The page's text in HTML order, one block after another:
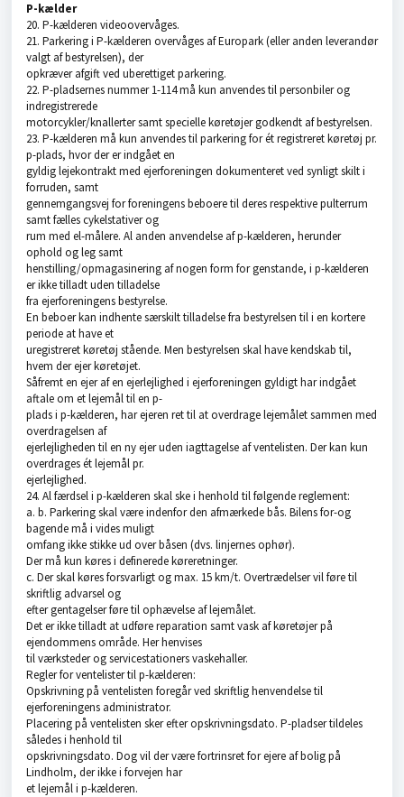
P-kælder
20. P-kælderen videoovervåges.
21. Parkering i P-kælderen overvåges af Europark (eller anden leverandør
valgt af bestyrelsen), der
opkræver afgift ved uberettiget parkering.
22. P-pladsernes nummer 1-114 må kun anvendes til personbiler og
indregistrerede
motorcykler/knallerter samt specielle køretøjer godkendt af bestyrelsen.
23. P-kælderen må kun anvendes til parkering for ét registreret køretøj pr.
p-plads, hvor der er indgået en
gyldig lejekontrakt med ejerforeningen dokumenteret ved synligt skilt i
forruden, samt
gennemgangsvej for foreningens beboere til deres respektive pulterrum
samt fælles cykelstativer og
rum med el-målere. Al anden anvendelse af p-kælderen, herunder
ophold og leg samt
henstilling/opmagasinering af nogen form for genstande, i p-kælderen
er ikke tilladt uden tilladelse
fra ejerforeningens bestyrelse.
En beboer kan indhente særskilt tilladelse fra bestyrelsen til i en kortere
periode at have et
uregistreret køretøj stående. Men bestyrelsen skal have kendskab til,
hvem der ejer køretøjet.
Såfremt en ejer af en ejerlejlighed i ejerforeningen gyldigt har indgået
aftale om et lejemål til en p-
plads i p-kælderen, har ejeren ret til at overdrage lejemålet sammen med
overdragelsen af
ejerlejligheden til en ny ejer uden iagttagelse af ventelisten. Der kan kun
overdrages ét lejemål pr.
ejerlejlighed.
24. Al færdsel i p-kælderen skal ske i henhold til følgende reglement:
a. b. Parkering skal være indenfor den afmærkede bås. Bilens for-og
bagende må i vides muligt
omfang ikke stikke ud over båsen (dvs. linjernes ophør).
Der må kun køres i definerede køreretninger.
c. Der skal køres forsvarligt og max. 15 km/t. Overtrædelser vil føre til
skriftlig advarsel og
efter gentagelser føre til ophævelse af lejemålet.
Det er ikke tilladt at udføre reparation samt vask af køretøjer på
ejendommens område. Her henvises
til værksteder og servicestationers vaskehaller.
Regler for ventelister til p-kælderen:
Opskrivning på ventelisten foregår ved skriftlig henvendelse til
ejerforeningens administrator.
Placering på ventelisten sker efter opskrivningsdato. P-pladser tildeles
således i henhold til
opskrivningsdato. Dog vil der være fortrinsret for ejere af bolig på
Lindholm, der ikke i forvejen har
et lejemål i p-kælderen.